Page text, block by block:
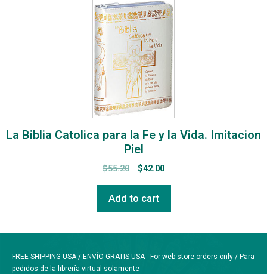
La Biblia Catolica para la Fe y la Vida. Imitacion
Piel
$55.20 $42.00
Add to cart
FREE SHIPPING USA / ENVÍO GRATIS USA - For web-store orders only / Para
pedidos de la librería virtual solamente